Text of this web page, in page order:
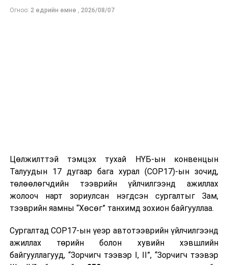
Огноо: 2 өдрийн өмнө , 2026/08/07
Цөлжилттэй тэмцэх тухай НҮБ-ын конвенцын
Талуудын 17 дугаар бага хурал (COP17)-ын зочид,
төлөөлөгчдийн тээврийн үйлчилгээнд ажиллах
жолооч нарт зориулсан нэгдсэн сургалтыг Зам,
тээврийн яамны “Хөсөг” танхимд зохион байгууллаа.
Сургалтад COP17-ын үеэр автотээврийн үйлчилгээнд
ажиллах төрийн болон хувийн хэвшлийн
байгууллагууд, “Зорчигч тээвэр I, II”, “Зорчигч тээвэр